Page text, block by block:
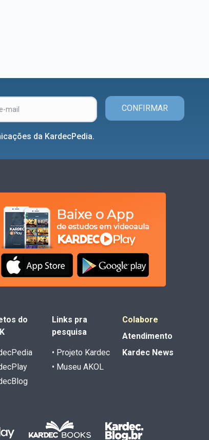
CONFIRMAR
da KardecPedia.
do
Links pra
pesquisa
• Projeto Kardec
• Museu AKOL
Colabore
Atendimento
Kardec News